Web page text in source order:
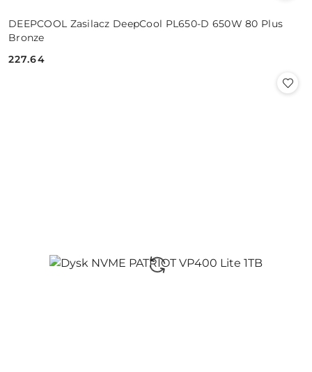
DEEPCOOL Zasilacz DeepCool PL650-D 650W 80 Plus
Bronze
Cena:
227.64